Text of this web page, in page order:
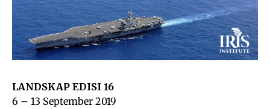
LANDSKAP EDISI 16
6 – 13 September 2019